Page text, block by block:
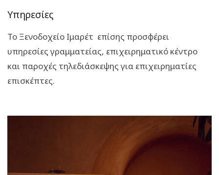
Υπηρεσίες
Το Ξενοδοχείο Ιμαρέτ επίσης προσφέρει
υπηρεσίες γραμματείας, επιχειρηματικό κέντρο
και παροχές τηλεδιάσκεψης για επιχειρηματίες
επισκέπτες.